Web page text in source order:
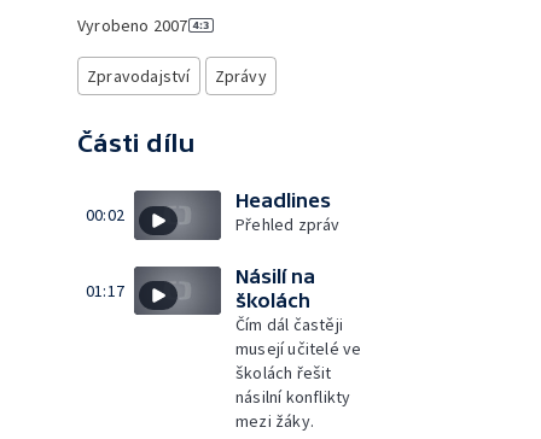
Vyrobeno 2007
Zpravodajství Zprávy
Části dílu
00:02
Headlines
Přehled zpráv
01:17
Násilí na
školách
Čím dál častěji
musejí učitelé ve
školách řešit
násilní konflikty
mezi žáky.